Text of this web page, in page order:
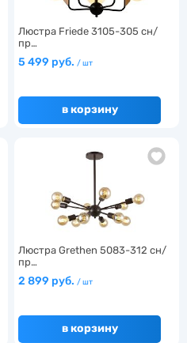
Люстра Friede 3105-305 сн/
пр…
5 499 руб. / шт
в корзину
Люстра Grethen 5083-312 сн/
пр…
2 899 руб. / шт
в корзину